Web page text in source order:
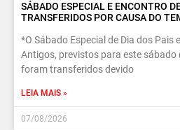
SÁBADO ESPECIAL E ENCONTRO
TRANSFERIDOS POR CAUSA DO
*O Sábado Especial de Dia dos Pais
Antigos, previstos para este sábado
foram transferidos devido
LEIA MAIS »
07/08/2026